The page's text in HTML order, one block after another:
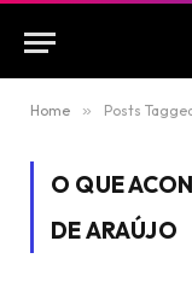
Home » Posts
O QUE
DE ARAÚJO